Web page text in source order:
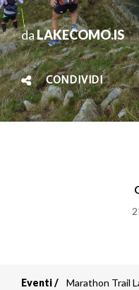
daLAKECOMO.IS
CONDIVIDI
Eventi Marathon Trail